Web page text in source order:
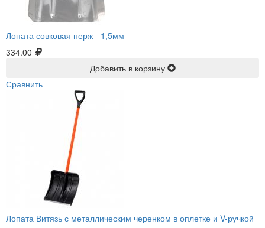
Лопата совковая нерж - 1,5мм
334.00
Добавить в корзину
Сравнить
Лопата Витязь с металлическим черенком в оплетке и V-ручкой